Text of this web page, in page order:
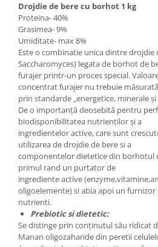
Drojdie de bere cu borhot 1 kg
Proteina- 40%
Grasimea- 9%
Umiditate- max 8%
Este o combinatie unica dintre drojdie
Saccharomyces) legata de borhot de
furajer printr-un proces special.
concentrat furajer nu trebuie
prin standarde „energetice, minerale
De o importanță deosebită pentru
biodisponibilitatea nutrienților și a
ingredientelor active, care sunt
utilizarea de drojdie de bere si a
componentelor dietetice din borhotul
primul rand un purtator de
ingrediente active
oligoelemente) si abia apoi un furnizor
nutrienti.
Prebiotic si dietetic:
Se distinge prin conținutul său ridicat
Manan oligozaharide din peretii